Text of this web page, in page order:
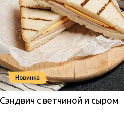
Сэндвич с ветчиной и сыром